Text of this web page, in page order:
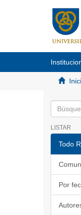
LISTAR
Todo
Por